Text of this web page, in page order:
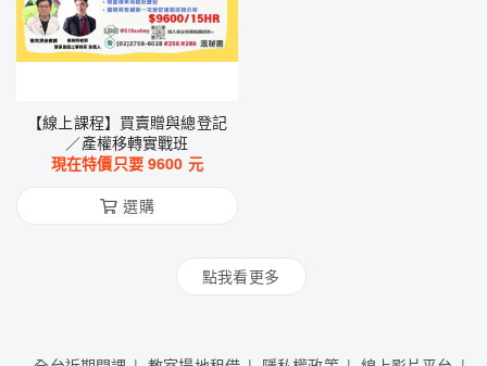
【線上課程】買賣贈與總登記
／產權移轉實戰班
現在特價只要9600 元
選購
點我看更多